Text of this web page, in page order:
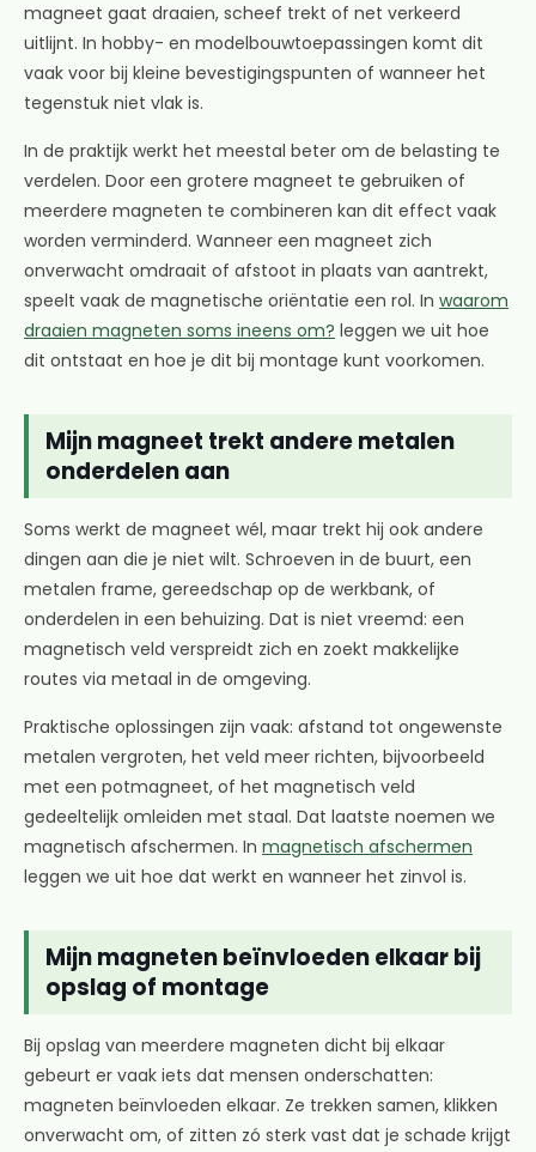
magneet gaat draaien, scheef trekt of net verkeerd
uitlijnt. In hobby- en modelbouwtoepassingen komt dit
vaak voor bij kleine bevestigingspunten of wanneer het
tegenstuk niet vlak is.
In de praktijk werkt het meestal beter om de belasting te
verdelen. Door een grotere magneet te gebruiken of
meerdere magneten te combineren kan dit effect vaak
worden verminderd. Wanneer een magneet zich
onverwacht omdraait of afstoot in plaats van aantrekt,
speelt vaak de magnetische oriëntatie een rol. In waarom
draaien magneten soms ineens om? leggen we uit hoe
dit ontstaat en hoe je dit bij montage kunt voorkomen.
Mijn magneet trekt andere metalen
onderdelen aan
Soms werkt de magneet wél, maar trekt hij ook andere
dingen aan die je niet wilt. Schroeven in de buurt, een
metalen frame, gereedschap op de werkbank, of
onderdelen in een behuizing. Dat is niet vreemd: een
magnetisch veld verspreidt zich en zoekt makkelijke
routes via metaal in de omgeving.
Praktische oplossingen zijn vaak: afstand tot ongewenste
metalen vergroten, het veld meer richten, bijvoorbeeld
met een potmagneet, of het magnetisch veld
gedeeltelijk omleiden met staal. Dat laatste noemen we
magnetisch afschermen. In magnetisch afschermen
leggen we uit hoe dat werkt en wanneer het zinvol is.
Mijn magneten beïnvloeden elkaar bij
opslag of montage
Bij opslag van meerdere magneten dicht bij elkaar
gebeurt er vaak iets dat mensen onderschatten:
magneten beïnvloeden elkaar. Ze trekken samen, klikken
onverwacht om, of zitten zó sterk vast dat je schade krijgt